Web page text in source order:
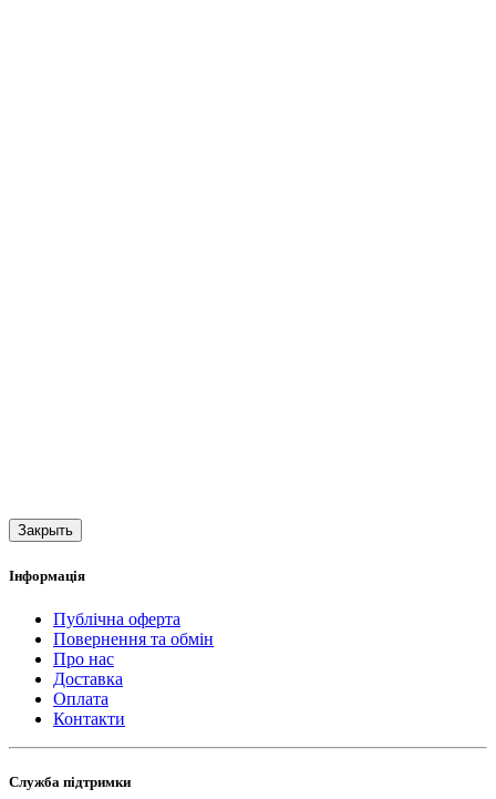
Закрыть
Інформація
Публічна оферта
Повернення та обмін
Про нас
Доставка
Оплата
Контакти
Служба підтримки